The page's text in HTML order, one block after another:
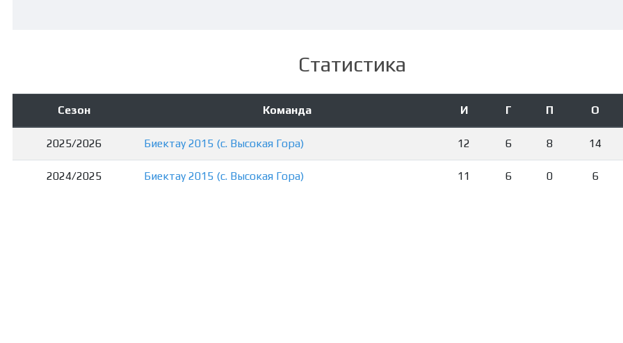
Статистика
Сезон Команда И Г П О
2025/2026 Биектау 2015 (с. Высокая Гора) 12 6 8 14
2024/2025 Биектау 2015 (с. Высокая Гора) 11 6 0 6